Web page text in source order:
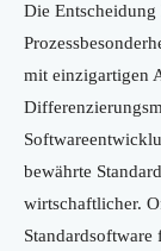
Die
mit einzigartigen
bewährte
wirtschaftlicher.
Standardsoftware